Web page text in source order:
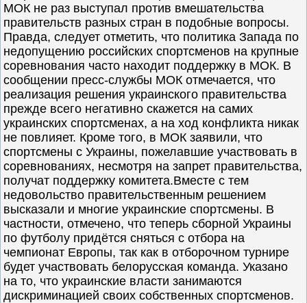
МОК не раз выступал против вмешательства
правительств разных стран в подобные вопросы.
Правда, следует отметить, что политика Запада по
недопущению российских спортсменов на крупные
соревнования часто находит поддержку в МОК. В
сообщении пресс-службы МОК отмечается, что
реализация решения украинского правительства
прежде всего негативно скажется на самих
украинских спортсменах, а на ход конфликта никак
не повлияет. Кроме того, в МОК заявили, что
спортсмены с Украины, пожелавшие участвовать в
соревнованиях, несмотря на запрет правительства,
получат поддержку комитета.Вместе с тем
недовольство правительственным решением
высказали и многие украинские спортсмены. В
частности, отмечено, что теперь сборной Украины
по футболу придётся сняться с отбора на
чемпионат Европы, так как в отборочном турнире
будет участвовать белорусская команда. Указано
на то, что украинские власти занимаются
дискриминацией своих собственных спортсменов.